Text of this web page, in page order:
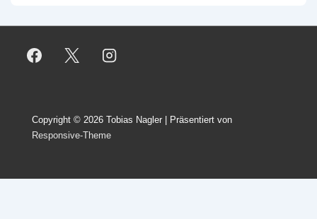
Copyright © 2026 Tobias Nagler
| Präsentiert von
Responsive-Theme